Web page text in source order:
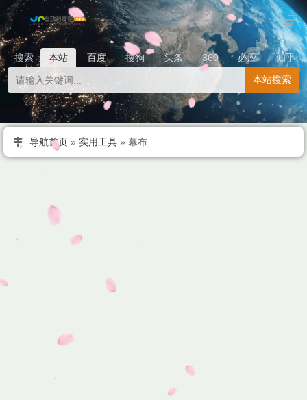
搜索 本站 百度 搜狗 头条 360 必应
知乎
本站搜索
导航首页 » 实用工具 » 幕布